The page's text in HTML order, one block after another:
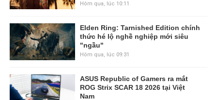
Hôm qua, lúc 10:11
Elden Ring: Tarnished Edition chính
thức hé lộ nghề nghiệp mới siêu
"ngầu"
Hôm qua, lúc 09:31
ASUS Republic of Gamers ra mắt
ROG Strix SCAR 18 2026 tại Việt
Nam